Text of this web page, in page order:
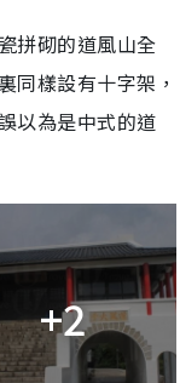
拼砌的道風山全
同樣設有十字架，
以為是中式的道
+2